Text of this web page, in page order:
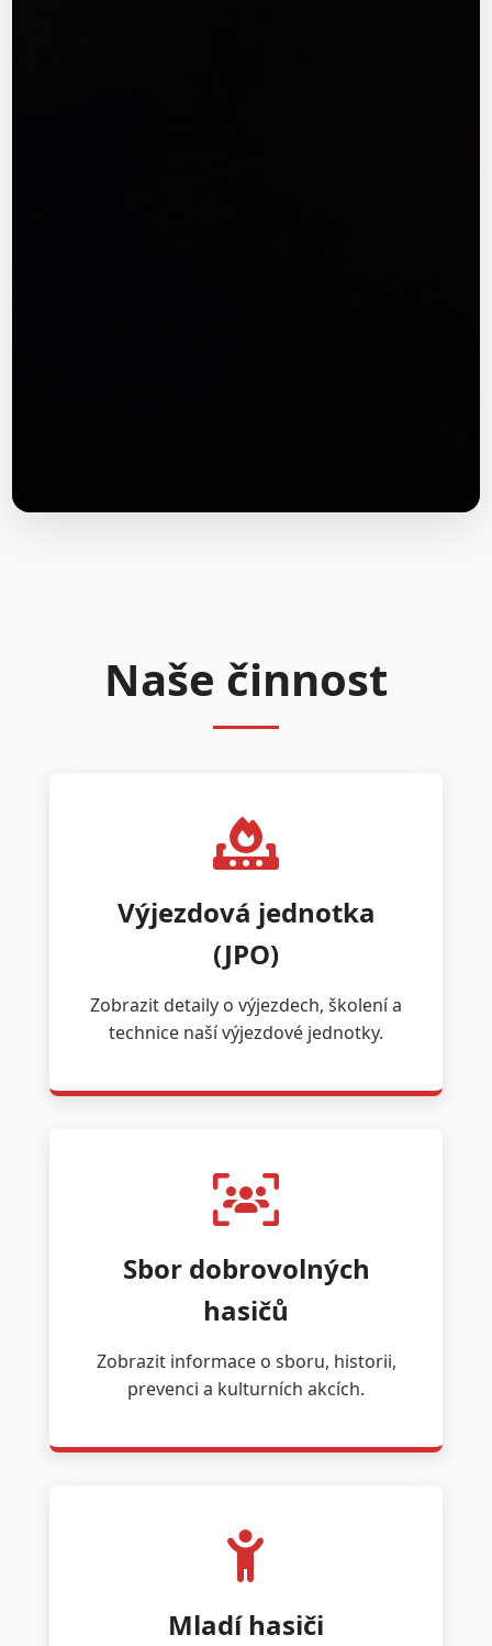
Naše činnost
Výjezdová jednotka
(JPO)
Zobrazit detaily o výjezdech, školení a
technice naší výjezdové jednotky.
Sbor dobrovolných
hasičů
Zobrazit informace o sboru, historii,
prevenci a kulturních akcích.
Mladí hasiči